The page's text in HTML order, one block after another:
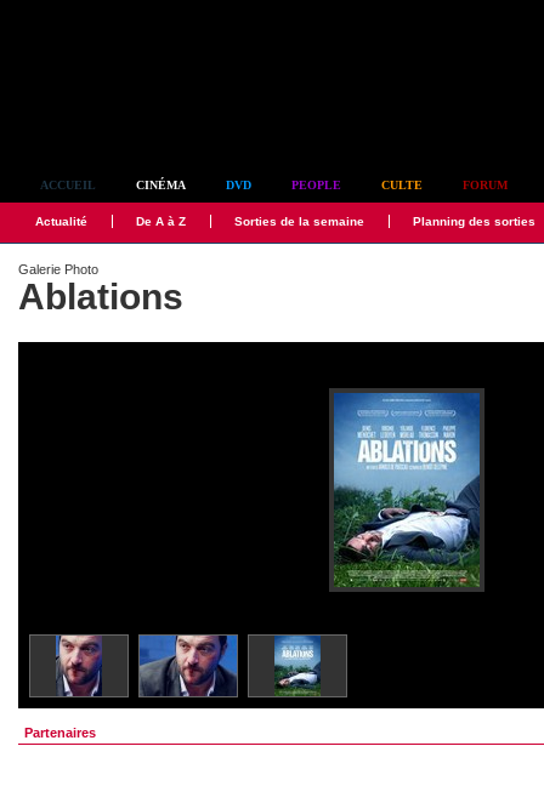
ACCUEIL CINÉMA DVD PEOPLE CULTE FORUM
Actualité De A à Z Sorties de la semaine Planning des sorties
Galerie Photo
Ablations
Partenaires